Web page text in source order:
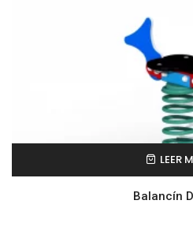
LEER
Balancín